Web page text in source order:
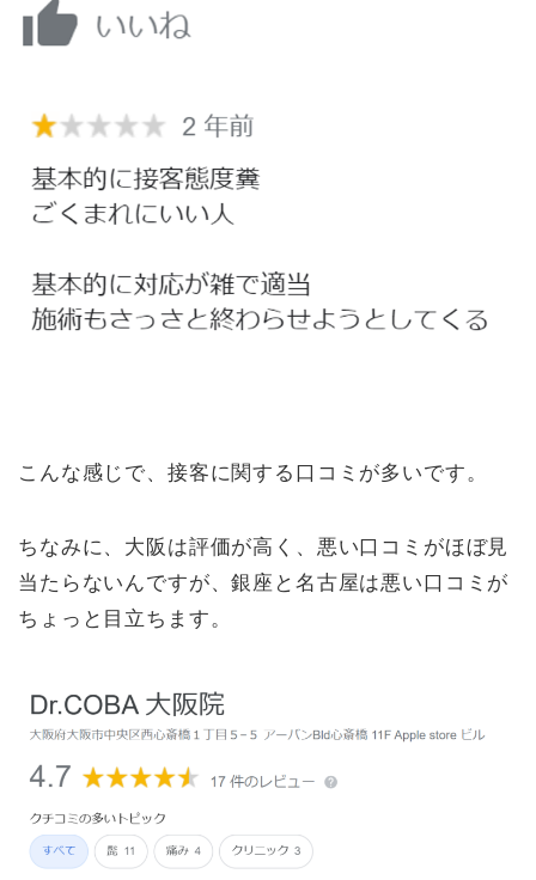
こんな感じで、接客に関する口コミが多いです。
ちなみに、大阪は評価が高く、悪い口コミがほぼ見
当たらないんですが、銀座と名古屋は悪い口コミが
ちょっと目立ちます。